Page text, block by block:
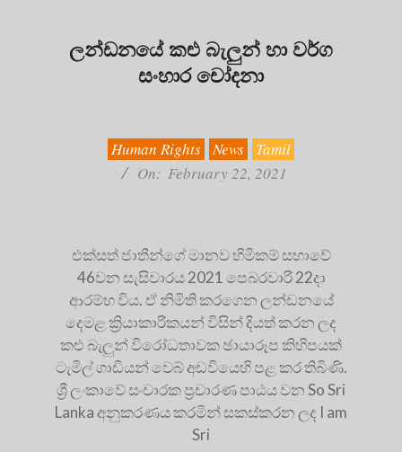
ලන්ඩනයේ කළු බැලුන් හා වර්ග
සංහාර චෝදනා
Human Rights News
Tamil
On: February 22, 2021
එක්සත් ජාතීන්ගේ මානව හිමිකම් සභාවේ
46වන සැසිවාරය 2021 පෙබරවාරි 22දා
ආරම්භ විය. ඒ නිමිති කරගෙන ලන්ඩනයේ
දෙමළ ක්‍රියාකාරිකයන් විසින් දියත් කරන ලද
කළු බැලුන් විරෝධතාවක ඡායාරූප කිහිපයක්
ටැමිල් ගාඩියන් වෙබ් අඩවියෙහි පළ කර තිබිණි.
ශ්‍රී ලංකාවේ සංචාරක ප්‍රචාරණ පාඨය වන So Sri
Lanka අනුකරණය කරමින් සකස්කරන ලද I am
Sri